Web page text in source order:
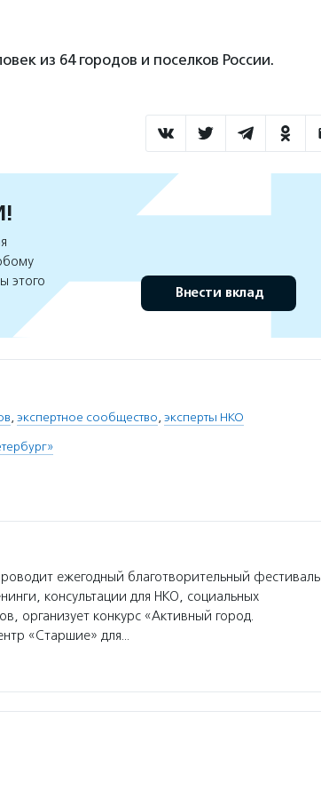
из 64 городов и поселков России.
этого
Внести вклад
, экспертное сообщество, эксперты НКО
ежегодный благотворительный фестиваль
консультации для НКО, социальных
организует конкурс «Активный город.
«Старшие» для…